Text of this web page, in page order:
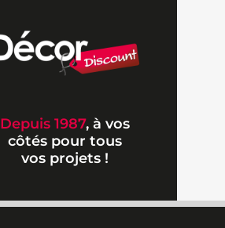
Depuis 1987, à vos
côtés pour tous
vos projets !